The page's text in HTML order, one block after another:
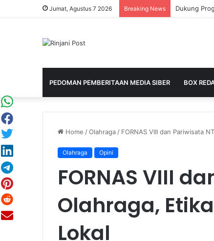
Jumat, Agustus 7 2026 Breaking News
PEDOMAN PEMBERITAAN MEDIA SIBER BOX
Home /Olahraga / FORNAS VIII dan Pariwisata
Olahraga Opini
FORNAS VIII
Olahraga,
Lokal